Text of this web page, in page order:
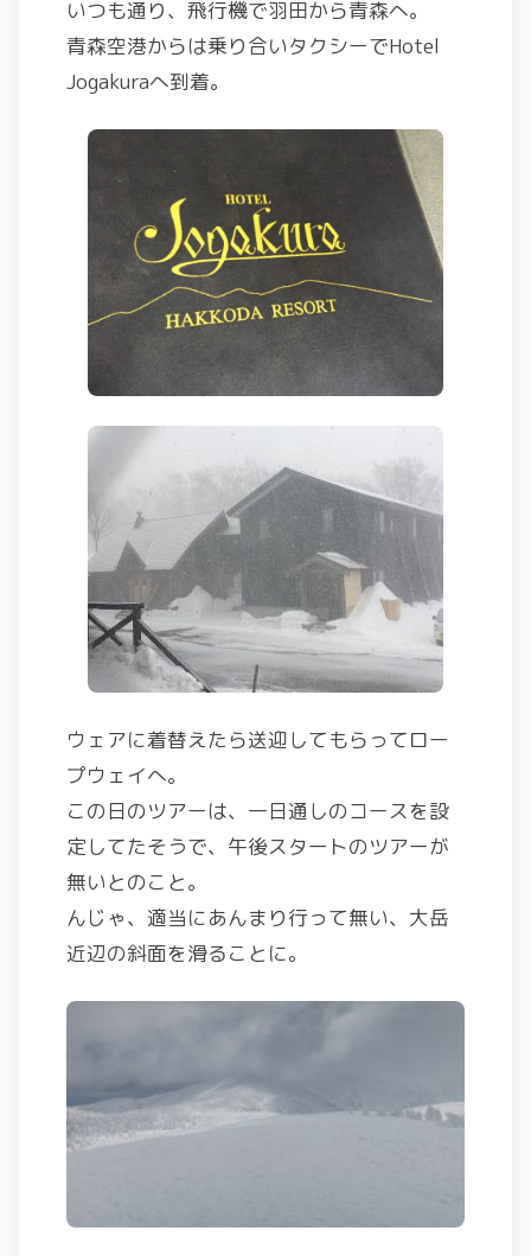
いつも通り、飛行機で羽田から青森へ。
青森空港からは乗り合いタクシーでHotel
Jogakuraへ到着。
ウェアに着替えたら送迎してもらってロー
プウェイへ。
この日のツアーは、一日通しのコースを設
定してたそうで、午後スタートのツアーが
無いとのこと。
んじゃ、適当にあんまり行って無い、大岳
近辺の斜面を滑ることに。